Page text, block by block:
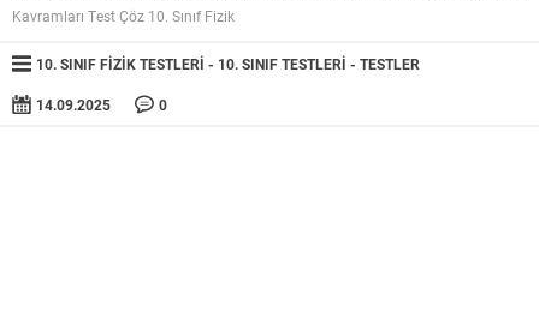
Kavramları Test Çöz 10. Sınıf Fizik
10. SINIF FIZIK TESTLERI 10. SINIF TESTLERI TESTLER
14.09.2025 0